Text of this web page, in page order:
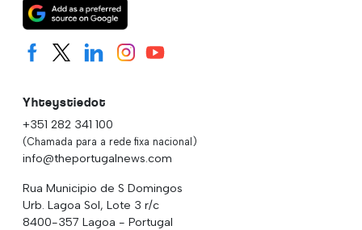
Yhteystiedot
+351 282 341 100
(Chamada para a rede fixa nacional)
info@theportugalnews.com
Rua Municipio de S Domingos
Urb. Lagoa Sol, Lote 3 r/c
8400-357 Lagoa - Portugal